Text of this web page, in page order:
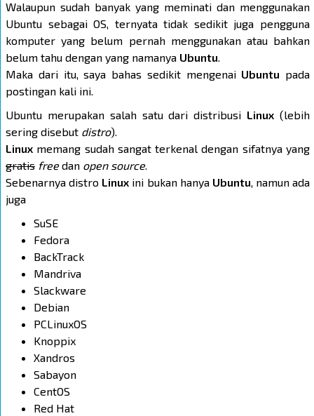
Walaupun sudah banyak yang meminati dan menggunakan
Ubuntu sebagai OS, ternyata tidak sedikit juga pengguna
komputer yang belum pernah menggunakan atau bahkan
belum tahu dengan yang namanya Ubuntu.
Maka dari itu, saya bahas sedikit mengenai Ubuntu pada
postingan kali ini.
Ubuntu merupakan salah satu dari distribusi Linux (lebih
sering disebut distro).
Linux memang sudah sangat terkenal dengan sifatnya yang
gratis freedan open source.
Sebenarnya distro Linux ini bukan hanya Ubuntu, namun ada
juga
SuSE
Fedora
BackTrack
Mandriva
Slackware
Debian
PCLinuxOS
Knoppix
Xandros
Sabayon
CentOS
Red Hat